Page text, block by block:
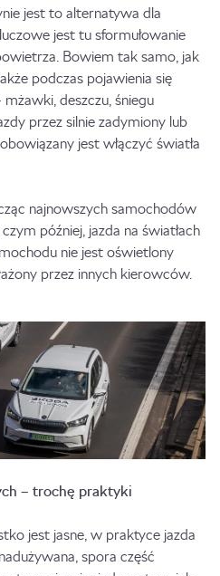
jest to alternatywa dla
jest tu sformułowanie
Bowiem tak samo, jak
podczas pojawienia się
deszczu, śniegu
przez silnie zadymiony lub
jest włączyć światła
najnowszych samochodów
później, jazda na światłach
nie jest oświetlony
przez innych kierowców.
– trochę praktyki
jest jasne, w praktyce jazda
spora część